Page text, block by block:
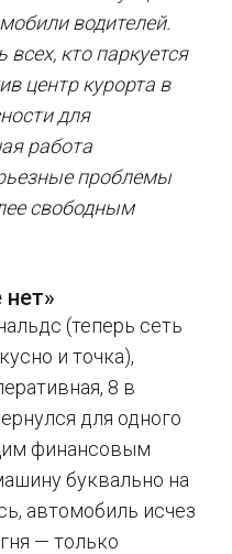
водителей.
кто паркуется
центр курорта в
для
работа
проблемы
свободным
(теперь сеть
и точка),
8 в
для одного
финансовым
буквально на
автомобиль исчез
— только